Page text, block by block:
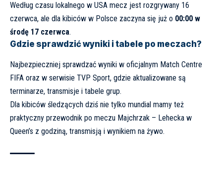
Według czasu lokalnego w USA mecz jest rozgrywany 16
czerwca, ale dla kibiców w Polsce zaczyna się już o 00:00 w
środę 17 czerwca.
Gdzie sprawdzić wyniki i tabele po meczach?
Najbezpieczniej sprawdzać wyniki w oficjalnym Match Centre
FIFA oraz w serwisie TVP Sport, gdzie aktualizowane są
terminarze, transmisje i tabele grup.
Dla kibiców śledzących dziś nie tylko mundial mamy też
praktyczny przewodnik po meczu Majchrzak – Lehecka w
Queen’s z godziną, transmisją i wynikiem na żywo.